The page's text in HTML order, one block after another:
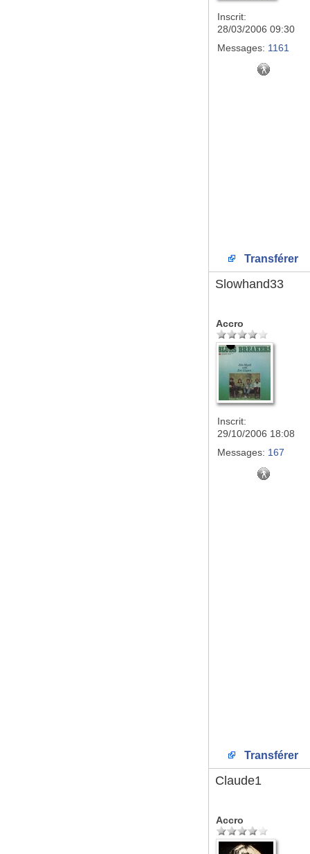
Inscrit:
28/03/2006 09:30
Messages: 1161
Transférer
Slowhand33
Accro
Inscrit:
29/10/2006 18:08
Messages: 167
Transférer
Claude1
Accro